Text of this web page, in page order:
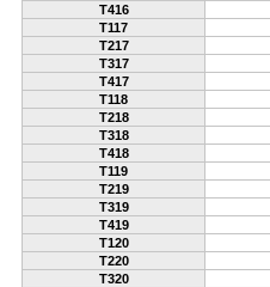
T416
T117
T217
T317
T417
T118
T218
T318
T418
T119
T219
T319
T419
T120
T220
T320